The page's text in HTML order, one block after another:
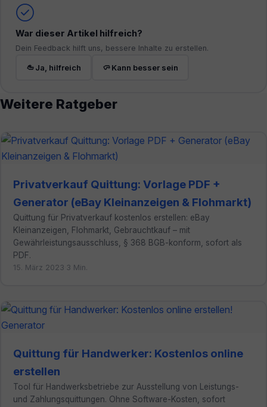
War dieser Artikel hilfreich?
Dein Feedback hilft uns, bessere Inhalte zu erstellen.
Ja, hilfreich Kann besser sein
Weitere Ratgeber
Privatverkauf Quittung: Vorlage PDF +
Generator (eBay Kleinanzeigen & Flohmarkt)
Quittung für Privatverkauf kostenlos erstellen: eBay
Kleinanzeigen, Flohmarkt, Gebrauchtkauf – mit
Gewährleistungsausschluss, § 368 BGB-konform, sofort als
PDF.
15. März 2023 3 Min.
Quittung für Handwerker: Kostenlos online
erstellen
Tool für Handwerksbetriebe zur Ausstellung von Leistungs-
und Zahlungsquittungen. Ohne Software-Kosten, sofort